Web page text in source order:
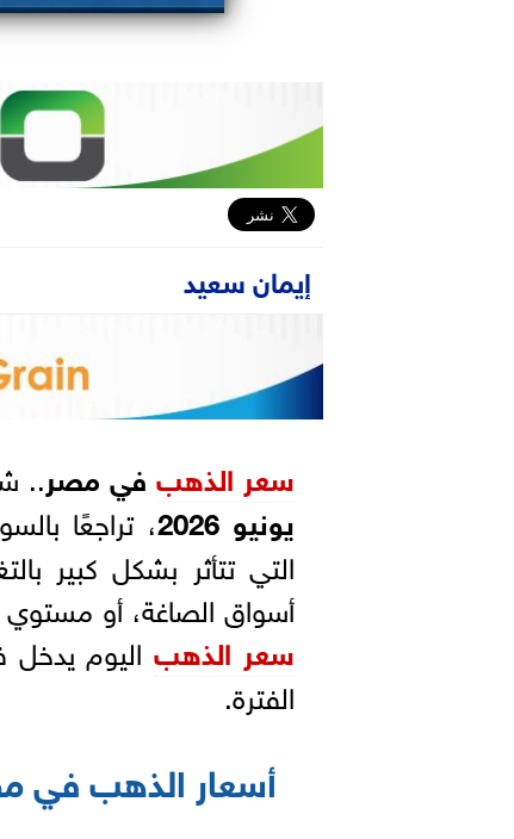
إيمان سعيد
سعر الذهب في مصر..
يونيو 2026
، تراجعًا
التي تتأثر بشكل كبير
أسواق الصاغة، أو
سعر الذهباليوم يدخل
الفترة.
أسعار الذهب في